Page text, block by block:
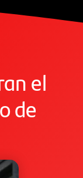
el
de